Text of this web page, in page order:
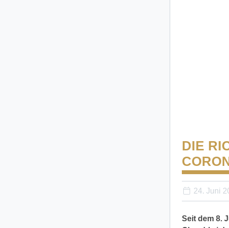
DIE
24. Juni
Seit dem 8.